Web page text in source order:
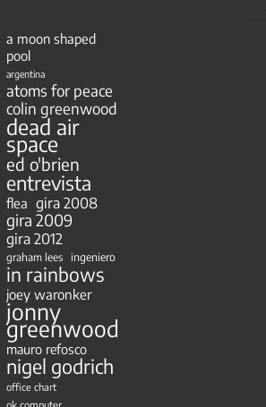
a moon shaped
pool
argentina
atoms for peace
colin greenwood
dead air
space
ed o'brien
entrevista
flea gira 2008
gira 2009
gira 2012
graham lees ingeniero
in rainbows
joey waronker
jonny
greenwood
mauro refosco
nigel godrich
office chart
ok computer